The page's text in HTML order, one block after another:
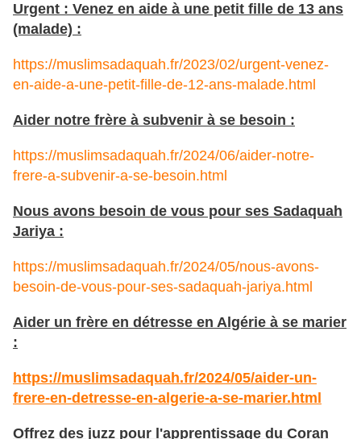
Urgent : Venez en aide à une petit fille de 13 ans
(malade) :
https://muslimsadaquah.fr/2023/02/urgent-venez-
en-aide-a-une-petit-fille-de-12-ans-malade.html
Aider notre frère à subvenir à se besoin :
https://muslimsadaquah.fr/2024/06/aider-notre-
frere-a-subvenir-a-se-besoin.html
Nous avons besoin de vous pour ses Sadaquah
Jariya :
https://muslimsadaquah.fr/2024/05/nous-avons-
besoin-de-vous-pour-ses-sadaquah-jariya.html
Aider un frère en détresse en Algérie à se marier
:
https://muslimsadaquah.fr/2024/05/aider-un-
frere-en-detresse-en-algerie-a-se-marier.html
Offrez des juzz pour l'apprentissage du Coran